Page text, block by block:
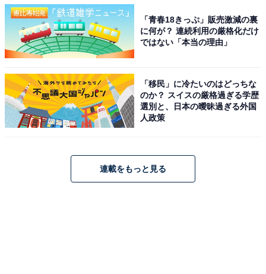
「青春18きっぷ」販売激減の裏
に何が？ 連続利用の厳格化だけ
ではない「本当の理由」
「移民」に冷たいのはどっちな
のか？ スイスの厳格過ぎる学歴
選別と、日本の曖昧過ぎる外国
人政策
連載をもっと見る